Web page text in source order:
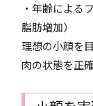
・年齢による
脂肪増加）
理想の小顔を
肉の状態を正